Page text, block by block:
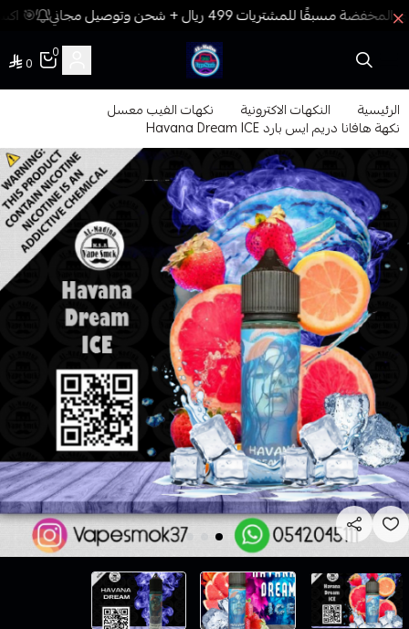
🎯
فيب المدينة
0
0
الرئيسية النكهات الاكترونية نكهات الفيب معسل
نكهة هافانا دريم ايس بارد Havana Dream ICE